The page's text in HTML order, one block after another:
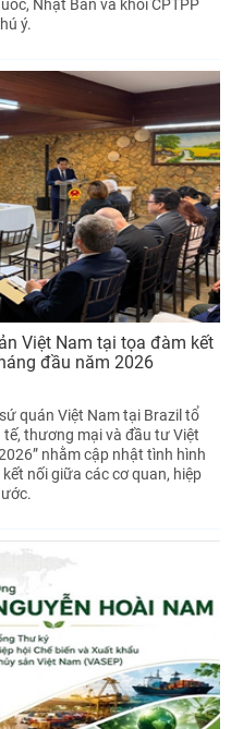
Nhật Bản và khối CPTPP
ý.
Việt Nam tại tọa đàm kết
đầu năm 2026
quán Việt Nam tại Brazil tổ
thương mại và đầu tư Việt
nhằm cập nhật tình hình
nối giữa các cơ quan, hiệp